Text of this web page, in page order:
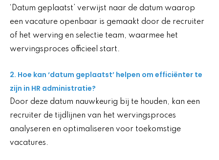
‘Datum geplaatst’ verwijst naar de datum waarop
een vacature openbaar is gemaakt door de recruiter
of het werving en selectie team, waarmee het
wervingsproces officieel start.
2. Hoe kan ‘datum geplaatst’ helpen om efficiënter te
zijn in HR administratie?
Door deze datum nauwkeurig bij te houden, kan een
recruiter de tijdlijnen van het wervingsproces
analyseren en optimaliseren voor toekomstige
vacatures.